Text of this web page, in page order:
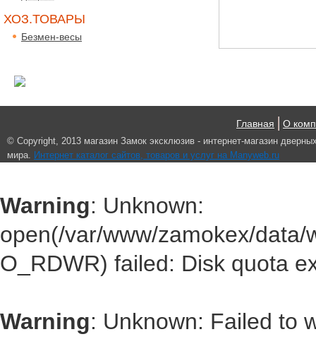
ХОЗ.ТОВАРЫ
Безмен-весы
Главная О
© Сopyright, 2013 магазин Замок эксклюзив - интернет-магазин
мира. Интернет каталог сайтов, товаров и услуг на Manyweb.ru
Warning: Unknown:
open(/var/www/zamokex/
O_RDWR) failed: Disk quota
Warning: Unknown: Failed to